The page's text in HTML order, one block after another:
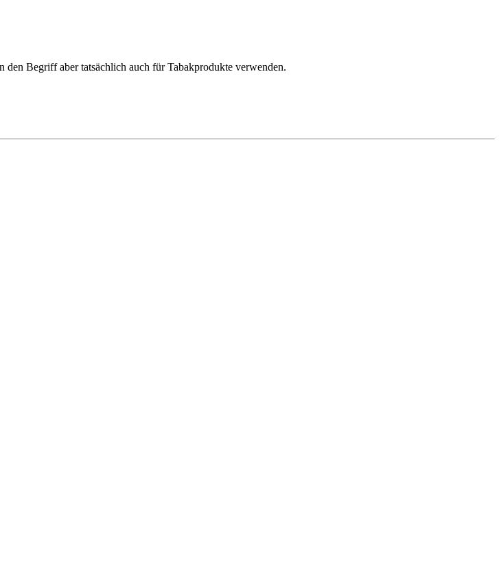
Begriff aber tatsächlich auch für Tabakprodukte verwenden.